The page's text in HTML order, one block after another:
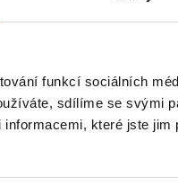
funkcí sociálních
sdílíme se svými
které jste
i garantem právní
jsou nejen
transakcích a